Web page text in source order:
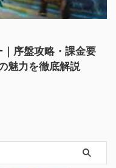
序盤攻略・課金要
魅力を徹底解説